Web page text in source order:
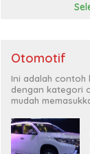
Otomotif
Ini adalah contoh
dengan kategori
mudah